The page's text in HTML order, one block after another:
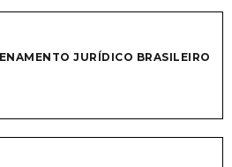
JURÍDICO BRASILEIRO